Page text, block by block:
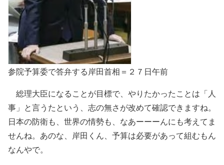
参院予算委で答弁する岸田首相＝２７日午前
総理大臣になることが目標で、やりたかったことは「人
事」と言うたという、志の無さが改めて確認できますね。
日本の防衛も、世界の情勢も、なあーーーんにも考えてま
せんね。あのな、岸田くん、予算は必要があって組むもん
なんやで。